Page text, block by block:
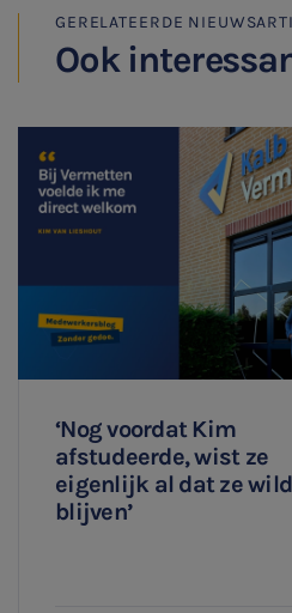
Accountancy
HR & Salaris
Locaties
GERELATEERDE
Ook
‘Nog voordat Kim
afstudeerde, wist ze
eigenlijk al dat ze
blijven’